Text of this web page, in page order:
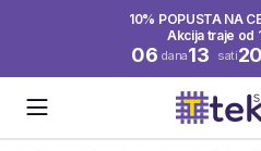
10% POPUSTA NA
Akcija traje od
06 dana13 sati20